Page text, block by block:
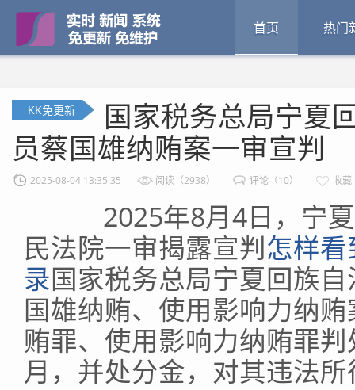
首页 热门
KK免更新
国家税务总局宁夏
员蔡国雄纳贿案一审宣判
2025-08-04 13:35:35 阅读（2938） 评论（10） 收藏
2025年8月4日，宁夏
民法院一审揭露宣判怎样
录国家税务总局宁夏回族
国雄纳贿、使用影响力纳
贿罪、使用影响力纳贿罪
月，并处分金，对其违法